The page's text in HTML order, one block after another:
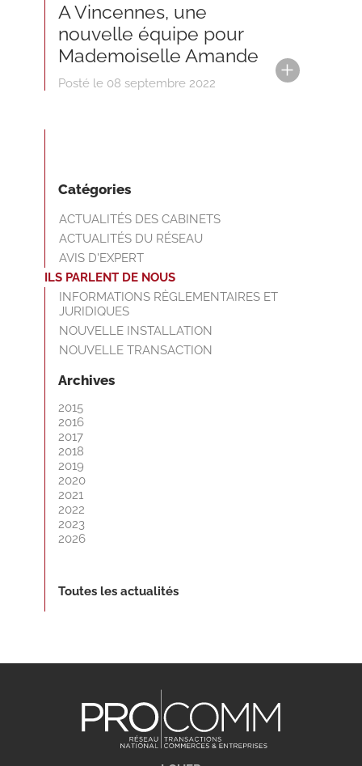
A Vincennes, une
nouvelle équipe pour
Mademoiselle Amande
Posté le 08 septembre 2022
Catégories
ACTUALITÉS DES CABINETS
ACTUALITÉS DU RÉSEAU
AVIS D'EXPERT
ILS PARLENT DE NOUS
INFORMATIONS RÈGLEMENTAIRES ET
JURIDIQUES
NOUVELLE INSTALLATION
NOUVELLE TRANSACTION
Archives
2015
2016
2017
2018
2019
2020
2021
2022
2023
2026
Toutes les actualités